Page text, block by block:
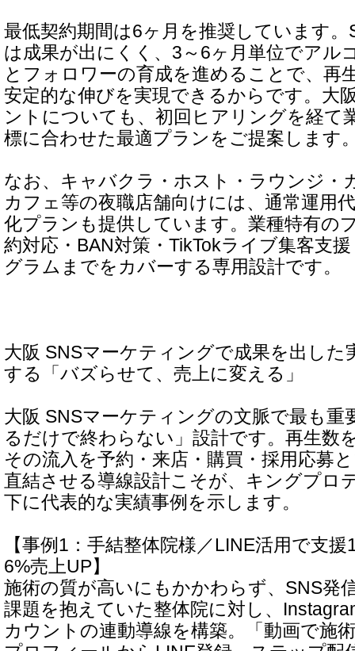
最低契約期間は6ヶ月を推奨しています。
は成果が出にくく、3～6ヶ月単位でアル
とフォロワーの育成を進めることで、再
安定的な伸びを実現できるからです。大
ントについても、初回ヒアリングを経て
標に合わせた最適プランをご提案します
なお、キャバクラ・ホスト・ラウンジ・
カフェ等の夜職店舗向けには、通常運用
化プランも提供しています。業種特有の
約対応・BAN対策・TikTokライブ集客支
グラムまでをカバーする専用設計です。
大阪 SNSマーケティングで成果を出した
する「バズらせて、売上に変える」
大阪 SNSマーケティングの文脈で最も重
るだけで終わらない」設計です。再生数
その流入を予約・来店・購買・採用応募
直結させる導線設計こそが、キングプロ
下に代表的な実績事例を示します。
【事例1：手結整体院様／LINE活用で支
6%売上UP】
施術の質が高いにもかかわらず、SNS発
課題を抱えていた整体院に対し、
カウントの連動導線を構築。「動画で施